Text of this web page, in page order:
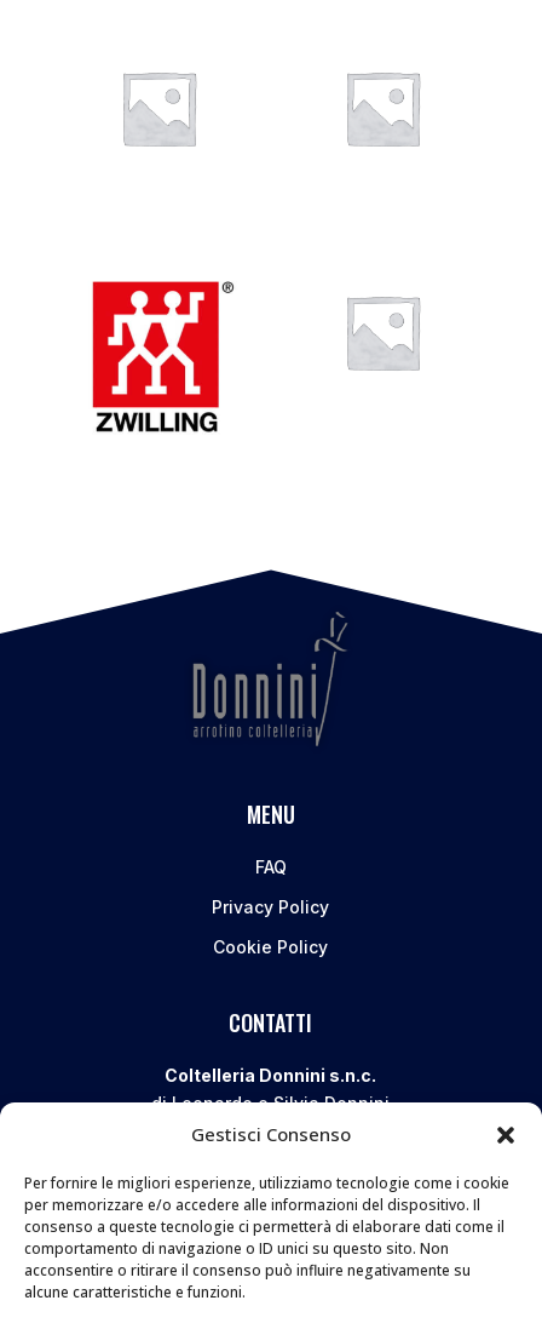
Gestisci Consenso
Per fornire le migliori esperienze, utilizziamo tecnologie come i cookie
per memorizzare e/o accedere alle informazioni del dispositivo. Il
consenso a queste tecnologie ci permetterà di elaborare dati come il
comportamento di navigazione o ID unici su questo sito. Non
acconsentire o ritirare il consenso può influire negativamente su
alcune caratteristiche e funzioni.
MENU
FAQ
Privacy Policy
Cookie Policy
CONTATTI
Coltelleria Donnini s.n.c.
di Leonardo e Silvia Donnini
Via Giovanni Lanza, 70 – 50136 FIRENZE
Telefono e WhatsApp:055 661 438
Email: info@donninicoltelleria.it
FOLLOW